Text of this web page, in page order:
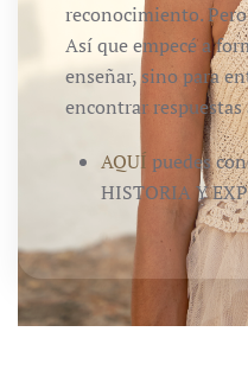
reconocimiento.
Así que empecé a
enseñar, sino para
encontrar respuestas
AQUÍ puedes
HISTORIA Y